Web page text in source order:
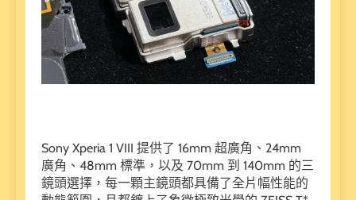
Sony Xperia 1 VIII 提供了 16mm 超廣角、24mm
廣角、48mm 標準，以及 70mm 到 140mm 的三
鏡頭選擇，每一顆主鏡頭都具備了全片幅性能的